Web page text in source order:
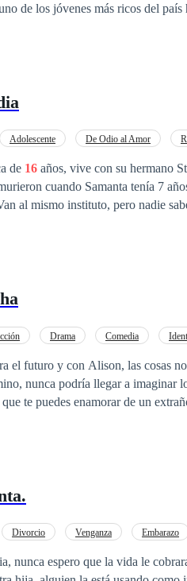
Bennett uno de los jóvenes más ricos
cansado de las humillaciones
Adolescente De Odio al Amor
de 16 años, vive con su hermano
al mismo instituto, pero nadie
celos de
Drama Comedia
y con Alison, las cosas no iban a ser
nunca podría llegar a imaginar
temido por
que tendrá en la vida.
Divorcio Venganza Embarazo
nunca espero que la vida le